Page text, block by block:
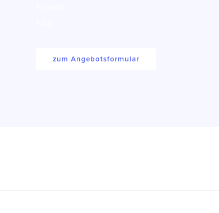
zum Angebotsformular